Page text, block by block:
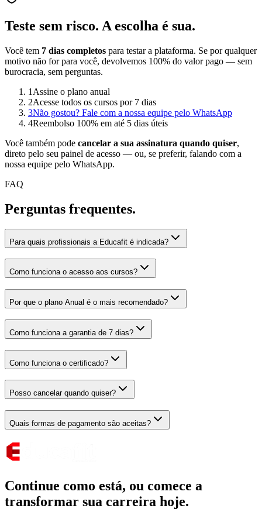
Teste sem risco. A escolha é sua.
Você tem 7 dias completos para testar a plataforma. Se por qualquer
motivo não for para você, devolvemos 100% do valor pago — sem
burocracia, sem perguntas.
1 Assine o plano anual
2Acesse todos os cursos por 7 dias
3Não gostou? Fale com a nossa equipe pelo WhatsApp
4Reembolso 100% em até 5 dias úteis
Você também pode cancelar a sua assinatura quando quiser,
direto pelo seu painel de acesso — ou, se preferir, falando com a
nossa equipe pelo WhatsApp.
FAQ
Perguntas frequentes.
Para quais profissionais a Educafit é indicada?
Como funciona o acesso aos cursos?
Por que o plano Anual é o mais recomendado?
Como funciona a garantia de 7 dias?
Como funciona o certificado?
Posso cancelar quando quiser?
Quais formas de pagamento são aceitas?
Continue como está, ou comece a
transformar sua carreira hoje.